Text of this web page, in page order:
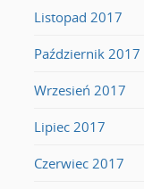
Listopad 2017
Październik 2017
Wrzesień 2017
Lipiec 2017
Czerwiec 2017